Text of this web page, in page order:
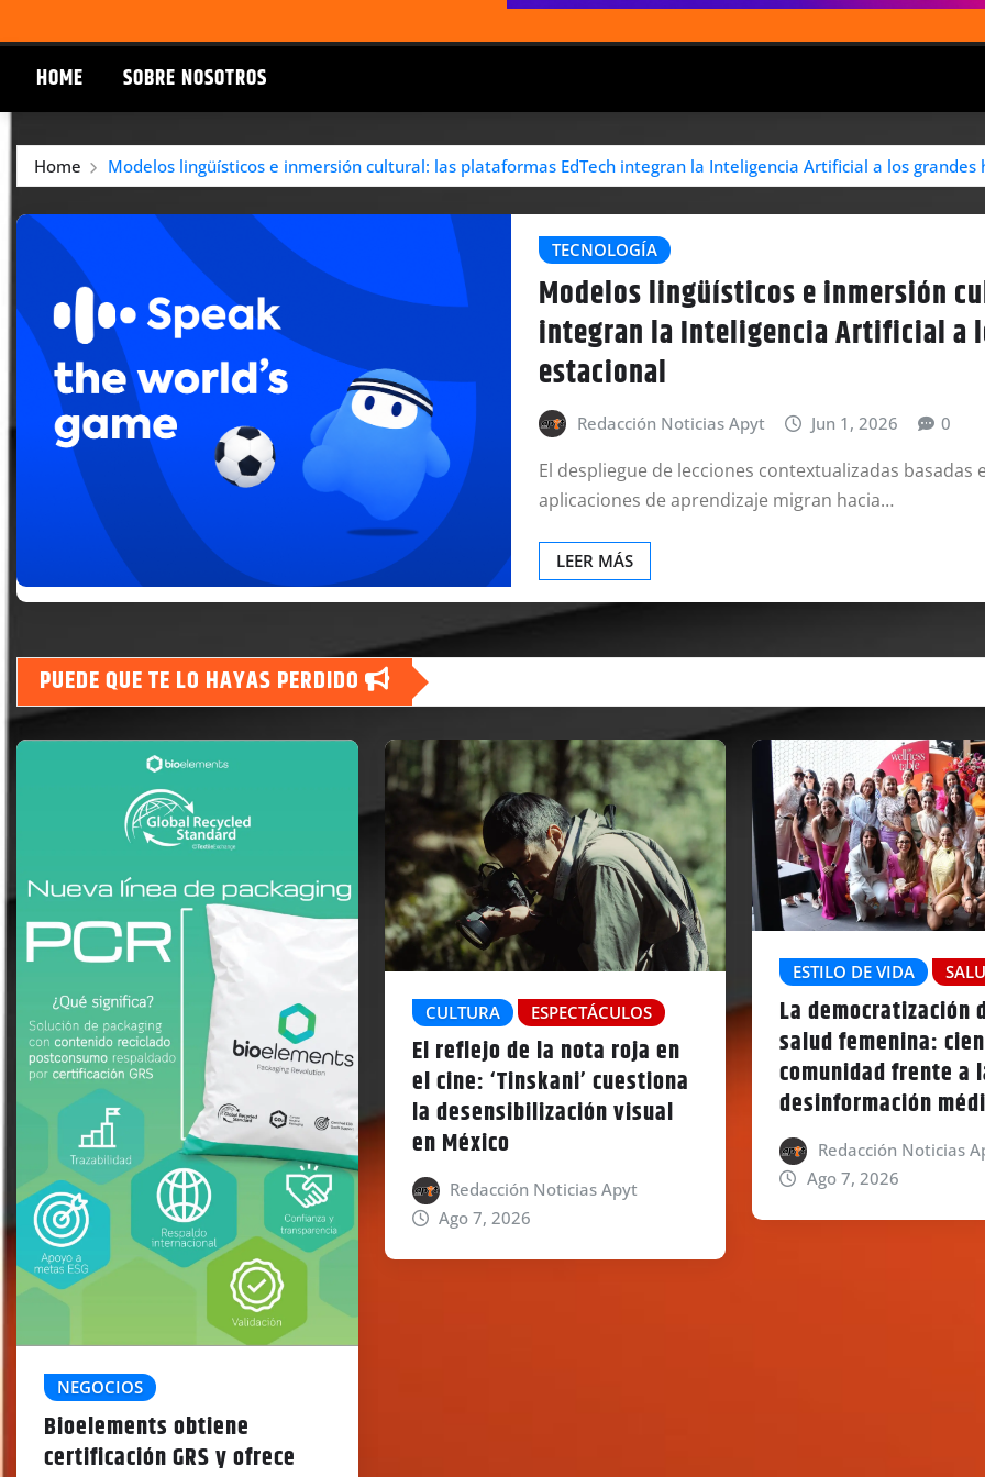
HOME SOBRE NOSOTROS
Home Modelos lingüísticos e inmersión cultural: las plataformas EdTech integran la Inteligencia Artificial a los grandes
TECNOLOGÍA
Modelos lingüísticos e inmersión
integran la Inteligencia Artificial a
estacional
Redacción Noticias Apyt Jun 1, 2026 0
El despliegue de lecciones contextualizadas
aplicaciones de aprendizaje migran hacia…
LEER MÁS
PUEDE QUE TE LO HAYAS PERDIDO
NEGOCIOS
Bioelements obtiene
certificación GRS y ofrece
CULTURA ESPECTÁCULOS
El reflejo de la nota roja en
el cine: ‘Tinskani’ cuestiona
la desensibilización visual
en México
Redacción Noticias Apyt
Ago 7, 2026
ESTILO DE VIDA
La democratización
salud femenina:
comunidad frente a
desinformación
Redacción Noticias
Ago 7, 2026